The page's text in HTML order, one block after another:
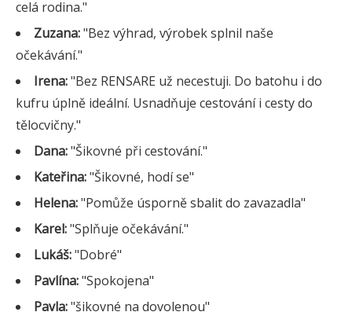
celá rodina."
Zuzana:"Bez výhrad, výrobek splnil naše
očekávání."
Irena:"Bez RENSARE už necestuji. Do batohu i do
kufru úplně ideální. Usnadňuje cestování i cesty do
tělocvičny."
Dana:"Šikovné při cestování."
Kateřina:"Šikovné, hodí se"
Helena:"Pomůže úsporně sbalit do zavazadla"
Karel:"Splňuje očekávání."
Lukáš:"Dobré"
Pavlína:"Spokojena"
Pavla:"šikovné na dovolenou"